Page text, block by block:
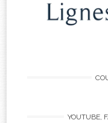
YOUTUBE,